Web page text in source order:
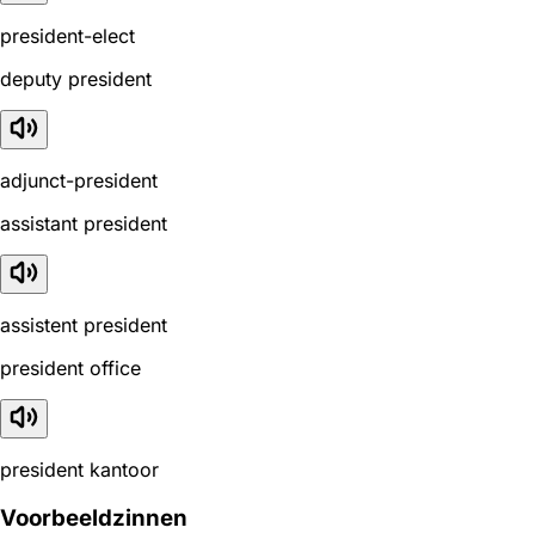
president-elect
deputy president
adjunct-president
assistant president
assistent president
president office
president kantoor
Voorbeeldzinnen